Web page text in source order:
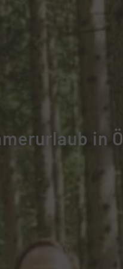
in